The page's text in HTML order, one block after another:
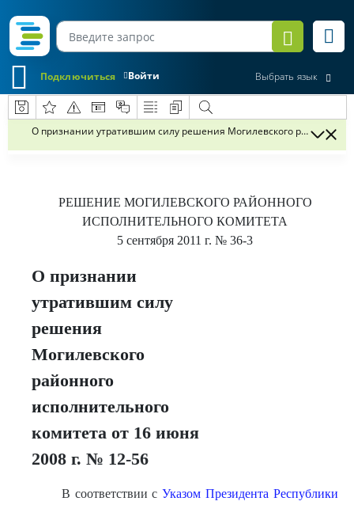
Войти
Подключиться Выбрать язык
О признании утратившим силу решения Могилевского районного
РЕШЕНИЕ МОГИЛЕВСКОГО РАЙОННОГО
ИСПОЛНИТЕЛЬНОГО КОМИТЕТА
5 сентября 2011 г. № 36-3
О признании
утратившим силу
решения
Могилевского
районного
исполнительного
комитета от 16 июня
2008 г. № 12-56
В соответствии сУказом Президента Республики